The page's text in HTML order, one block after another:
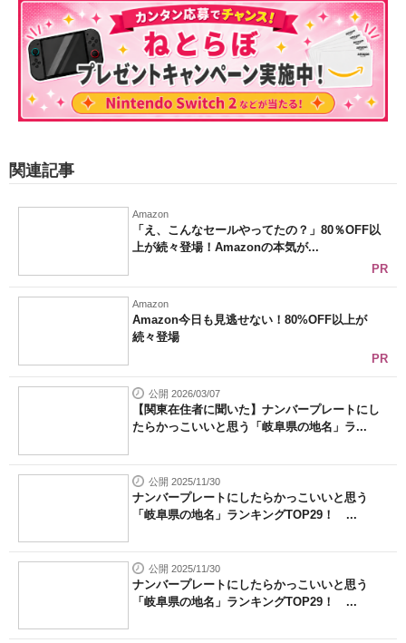
関連記事
Amazon
「え、こんなセールやってたの？」80％OFF以
上が続々登場！Amazonの本気が...
PR
Amazon
Amazon今日も見逃せない！80%OFF以上が
続々登場
PR
公開 2026/03/07
【関東在住者に聞いた】ナンバープレートにし
たらかっこいいと思う「岐阜県の地名」ラ...
公開 2025/11/30
ナンバープレートにしたらかっこいいと思う
「岐阜県の地名」ランキングTOP29！ ...
公開 2025/11/30
ナンバープレートにしたらかっこいいと思う
「岐阜県の地名」ランキングTOP29！ ...